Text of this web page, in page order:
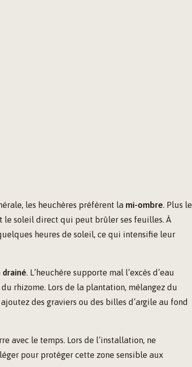
les heuchères préfèrent la mi-ombre. Plus le
soleil direct qui peut brûler ses feuilles. À
heures de soleil, ce qui intensifie leur
drainé. L’heuchère supporte mal l’excès d’eau
rhizome. Lors de la plantation, mélangez du
des graviers ou des billes d’argile au fond
avec le temps. Lors de l’installation, ne
pour protéger cette zone sensible aux